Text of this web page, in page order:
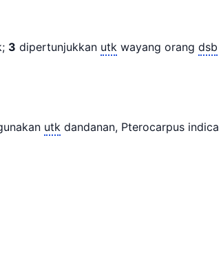
3 dipertunjukkan utk wayang orang dsb
utk dandanan, Pterocarpus indica